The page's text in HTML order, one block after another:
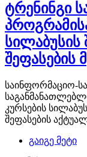
ტრენინგი
სილაბუსის
საინფორმაციო-
კურსების
შეფასების
გაიგე მეტი